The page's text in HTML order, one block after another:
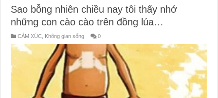
Sao bỗng nhiên chiều nay tôi thấy nhớ
những con cào cào trên đồng lúa…
CẢM XÚC Không gian sống 0